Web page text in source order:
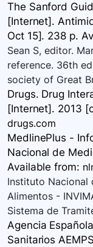
The Sanford
[Internet].
Oct 15]. 238 p.
Sean S, editor.
reference. 36th
society of Great
Drugs. Drug
[Internet]. 2013
drugs.com
MedlinePlus -
Nacional de
Available from:
Instituto Nacional
Alimentos -
Sistema de
Agencia
Sanitarios